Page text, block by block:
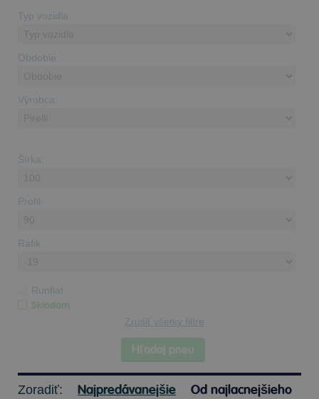
Typ vozidla:
Obdobie:
Výrobca:
Šírka:
Profil:
Ráfik:
Runflat
Skladom
Zrušiť všetky filtre
Hľadaj pneu
Zoradiť: Najpredávanejšie Od najlacnejšieho